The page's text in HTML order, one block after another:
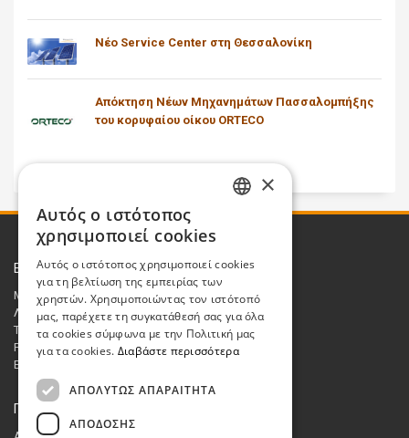
Νέο Service Center στη Θεσσαλονίκη
Απόκτηση Νέων Μηχανημάτων Πασσαλομπήξης
του κορυφαίου οίκου ORTECO
Επικοινωνία
Μεσσαρίτης Ανανεώσιμες Α.Ε.
Λ. Κατσώνη 48, 14561 Κηφισιά
Τηλ.: 210 8662048
Fax : 210 8615972
Email:
ΓΕΜΗ
×
Αυτός ο ιστότοπος
χρησιμοποιεί cookies
Αυτός ο ιστότοπος χρησιμοποιεί cookies
για τη βελτίωση της εμπειρίας των
χρηστών. Χρησιμοποιώντας τον ιστότοπό
μας, παρέχετε τη συγκατάθεσή σας για όλα
τα cookies σύμφωνα με την Πολιτική μας
για τα cookies. Διαβάστε περισσότερα
ΑΠΟΛΎΤΩΣ ΑΠΑΡΑΊΤΗΤΑ
ΑΠΌΔΟΣΗΣ